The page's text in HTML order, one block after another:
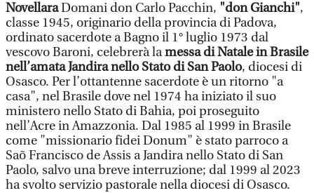
NovellaraDomani don Carlo Pacchin, "don Gianchi",
classe 1945, originario della provincia di Padova,
ordinato sacerdote a Bagno il 1° luglio 1973 dal
vescovo Baroni, celebrerà lamessa di Natale in Brasile
nell’amata Jandira nello Stato di San Paolo, diocesi di
Osasco. Per l’ottantenne sacerdote è un ritorno "a
casa", nel Brasile dove nel 1974 ha iniziato il suo
ministero nello Stato di Bahia, poi proseguito
nell’Acre in Amazzonia. Dal 1985 al 1999 in Brasile
come "missionario fidei Donum" è stato parroco a
Saõ Francisco de Assis a Jandira nello Stato di San
Paolo, salvo una breve interruzione; dal 1999 al 2023
ha svolto servizio pastorale nella diocesi di Osasco.